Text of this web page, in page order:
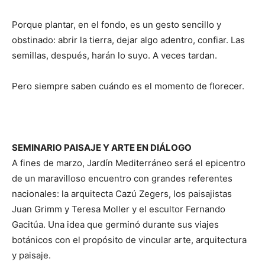
Porque plantar, en el fondo, es un gesto sencillo y
obstinado: abrir la tierra, dejar algo adentro, confiar. Las
semillas, después, harán lo suyo. A veces tardan.
Pero siempre saben cuándo es el momento de florecer.
SEMINARIO PAISAJE Y ARTE EN DIÁLOGO
A fines de marzo, Jardín Mediterráneo será el epicentro
de un maravilloso encuentro con grandes referentes
nacionales: la arquitecta Cazú Zegers, los paisajistas
Juan Grimm y Teresa Moller y el escultor Fernando
Gacitúa. Una idea que germinó durante sus viajes
botánicos con el propósito de vincular arte, arquitectura
y paisaje.